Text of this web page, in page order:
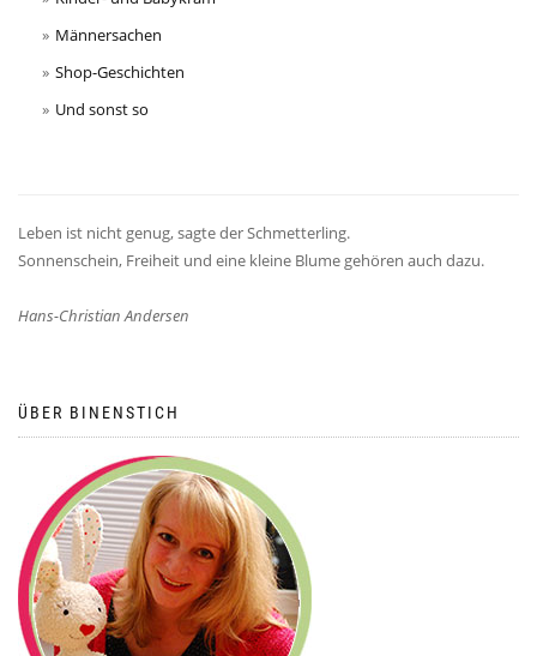
Männersachen
Shop-Geschichten
Und sonst so
Leben ist nicht genug, sagte der Schmetterling.
Sonnenschein, Freiheit und eine kleine Blume gehören auch dazu.
Hans-Christian Andersen
ÜBER BINENSTICH